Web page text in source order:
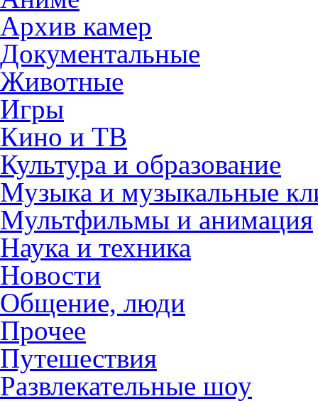
Архив камер
Документальные
Животные
Игры
Кино и ТВ
Культура и образование
Музыка и музыкальные
Мультфильмы и анимация
Наука и техника
Новости
Общение, люди
Прочее
Путешествия
Развлекательные шоу